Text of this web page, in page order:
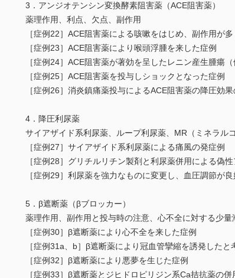
3．アンジオテンシン変換酵素阻害薬（ACE阻害薬）
薬理作用、利点、欠点、副作用
［症例22］ACE阻害薬による咳嗽をはじめ、副作用が
［症例23］ACE阻害薬により喉頭浮腫を来した症例
［症例24］ACE阻害薬が著効を呈したレニン産生腫瘍（
［症例25］ACE阻害薬を投与しショックとなった症例
［症例26］消炎鎮痛薬投与によるACE阻害薬の降圧効
4．降圧利尿薬
サイアザイド系利尿薬、ループ利尿薬、MR（ミネラル
［症例27］サイアザイド系利尿薬による痛風の発症例
［症例28］グリチルリチン製剤と利尿薬併用による偽
［症例29］利尿薬を強力なものに変更し、血圧調節が
5．β遮断薬（βブロッカー）
薬理作用、副作用と投与時の注意、心不全に対する少量
［症例30］β遮断薬により心不全を来した症例
［症例31a、b］β遮断薬により冠血管攣縮を誘発したと
［症例32］β遮断薬により悪夢を生じた症例
［症例33］β遮断薬とジヒドロピリジン系Ca拮抗薬の